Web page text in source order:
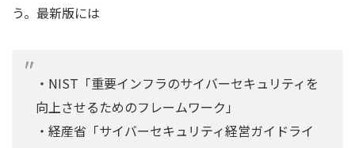
う。最新版には
・NIST「重要インフラのサイバーセキュリティを
向上させるためのフレームワーク」
・経産省「サイバーセキュリティ経営ガイドライ